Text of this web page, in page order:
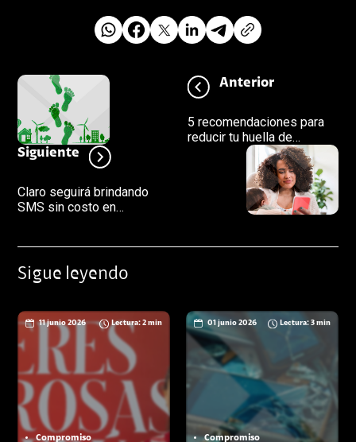
Anterior
5 recomendaciones para
reducir tu huella de
carbono y proteger al
Siguiente
Claro seguirá brindando
SMS sin costo en
Sigue leyendo
11 junio 2026 Lectura: 2 min
Compromiso
01 junio 2026 Lectura: 3 min
Compromiso